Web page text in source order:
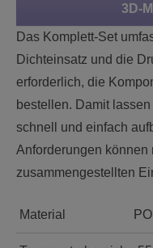
3D-
Das Komplett-Set
Dichteinsatz und die
erforderlich, die
bestellen. Damit
schnell und einfach
Anforderungen können
zusammengestellten
Material